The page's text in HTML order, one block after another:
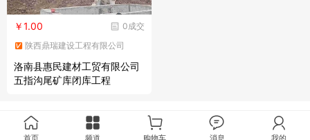
0成交
￥1.00
陕西鼎瑞建设工程有限公司
洛南县惠民建材工贸有限公司
五指沟尾矿库闭库工程
首页 频道 购物车 消息 我的